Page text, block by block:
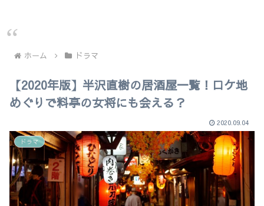
ホーム ドラマ
【2020年版】半沢直樹の居酒屋一覧！ロケ地
めぐりで料亭の女将にも会える？
2020.09.04
ドラマ